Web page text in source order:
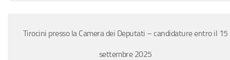
Tirocini presso la Camera dei Deputati – candidature entro il 15
settembre 2025